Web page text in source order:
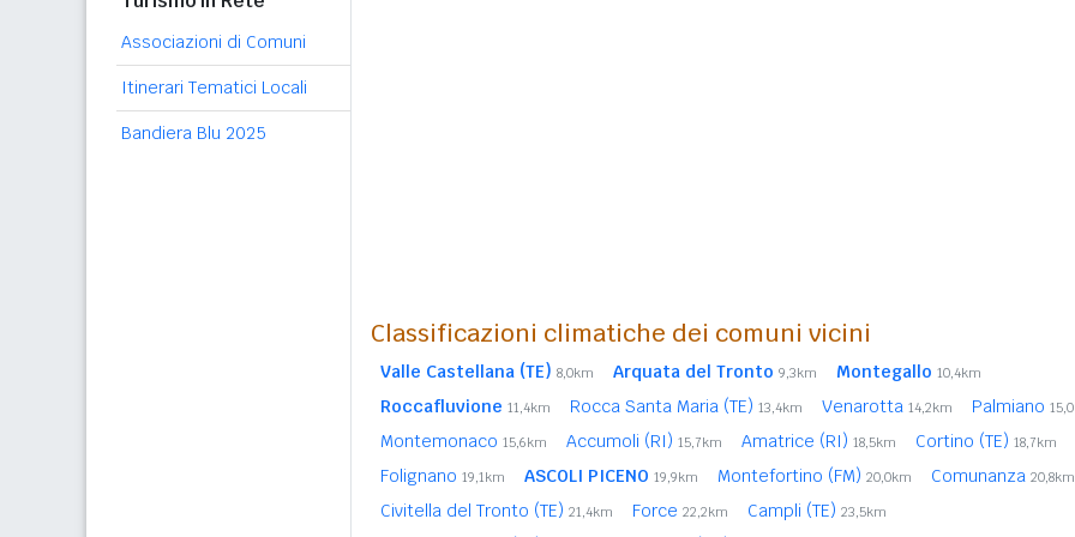
Associazioni di Comuni
Itinerari Tematici Locali
Bandiera Blu 2025
Classificazioni climatiche dei comuni vicini
Valle Castellana (TE) 8,0km Arquata del Tronto 9,3km Montegallo 10,4km
Roccafluvione 11,4km Rocca Santa Maria (TE) 13,4km Venarotta 14,2km Palmiano
Montemonaco 15,6km Accumoli (RI) 15,7km Amatrice (RI) 18,5km Cortino (TE) 18,7km
Folignano 19,1km ASCOLI PICENO 19,9km Montefortino (FM) 20,0km Comunanza 20,8km
Civitella del Tronto (TE) 21,4km Force 22,2km Campli (TE) 23,5km